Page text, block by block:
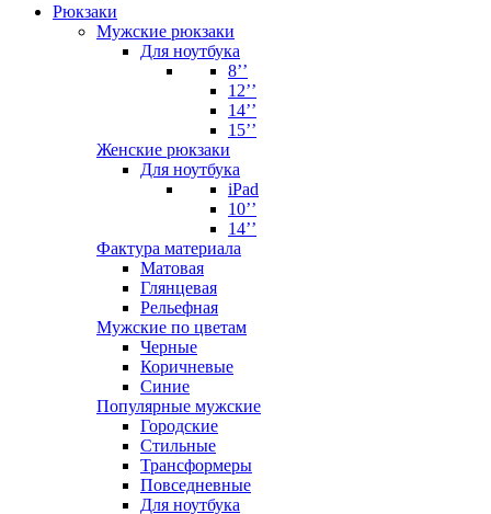
Рюкзаки
Мужские рюкзаки
Для ноутбука
8’’
12’’
14’’
15’’
Женские рюкзаки
Для ноутбука
iPad
10’’
14’’
Фактура материала
Матовая
Глянцевая
Рельефная
Мужские по цветам
Черные
Коричневые
Синие
Популярные мужские
Городские
Стильные
Трансформеры
Повседневные
Для ноутбука